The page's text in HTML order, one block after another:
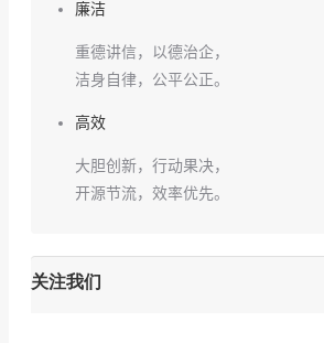
廉洁
重德讲信，以德治企，
洁身自律，公平公正。
高效
大胆创新，行动果决，
开源节流，效率优先。
关注我们